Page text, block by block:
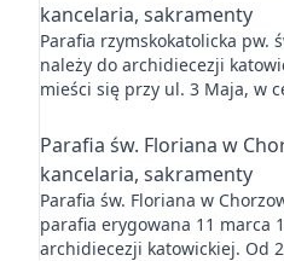
kancelaria, sakramenty
Parafia rzymskokatolicka pw.
należy do archidiecezji
mieści się przy ul. 3 Maja, w
Parafia św. Floriana w
kancelaria, sakramenty
Parafia św. Floriana w
parafia erygowana 11 marca
archidiecezji katowickiej. Od